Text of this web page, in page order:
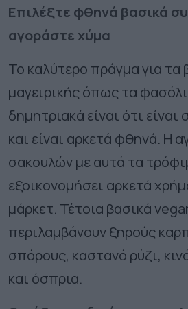
Επιλέξτε φθηνά βασικά
αγοράστε χύμα
Το καλύτερο πράγμα για τα
μαγειρικής όπως τα
δημητριακά είναι ότι
και είναι αρκετά φθηνά. Η
σακουλών με αυτά τα
εξοικονομήσει αρκετά
μάρκετ. Τέτοια βασικά
περιλαμβάνουν ξηρούς
σπόρους, καστανό ρύζι,
και όσπρια.